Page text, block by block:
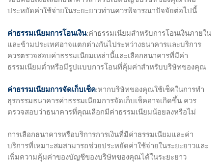
ประหยัดค่าใช้จ่ายในระยะยาวท่านควรพิจารณาปัจจัยต่อไปนี้
ค่าธรรมเนียมการโอนเงิน:ค่าธรรมเนียมสำหรับการโอนเงินภายใน
และข้ามประเทศอาจแตกต่างกันไประหว่างธนาคารและบริการ
ควรตรวจสอบค่าธรรมเนียมเหล่านี้และเลือกธนาคารที่มีค่า
ธรรมเนียมต่ำหรือมีรูปแบบการโอนที่คุ้มค่าสำหรับบริษัทของคุณ
ค่าธรรมเนียมการจัดเก็บเช็ค:หากบริษัทของคุณใช้เช็คในการทำ
ธุรกรรมธนาคารค่าธรรมเนียมการจัดเก็บเช็คอาจเกิดขึ้น ควร
ตรวจสอบว่าธนาคารที่คุณเลือกมีค่าธรรมเนียมน้อยลงหรือไม่
การเลือกธนาคารหรือบริการการเงินที่มีค่าธรรมเนียมและค่า
บริการที่เหมาะสมสามารถช่วยประหยัดค่าใช้จ่ายในระยะยาวและ
เพิ่มความคุ้มค่าของบัญชีของบริษัทของคุณได้ในระยะยาว